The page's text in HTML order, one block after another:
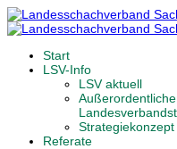
Start
LSV-Info
LSV aktuell
Referate